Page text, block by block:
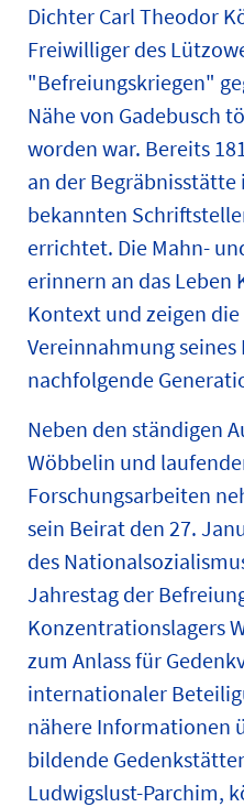
Dichter Carl Theodor
Freiwilliger des
"Befreiungskriegen"
Nähe von Gadebusch
worden war. Bereits
an der
bekannten
errichtet. Die Mahn-
erinnern an das Leben
Kontext und zeigen
Vereinnahmung seines
nachfolgende
Neben den ständigen
Wöbbelin und
Forschungsarbeiten
sein Beirat den 27.
des
Jahrestag der
Konzentrationslagers
zum Anlass für
internationaler
nähere Informationen
bildende
Ludwigslust-Parchim,